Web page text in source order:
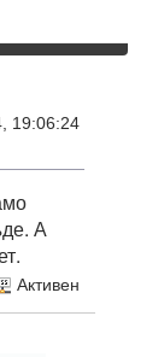
19:06:24
А
Активен